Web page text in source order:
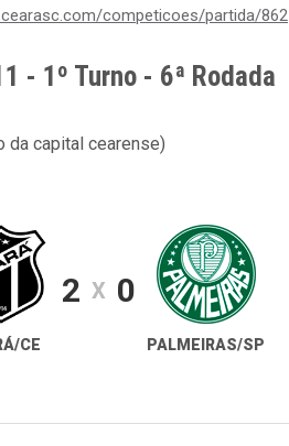
competicoes/partida/862
- 1º Turno - 6ª Rodada
da capital cearense)
CE
2 X 0
PALMEIRAS/SP